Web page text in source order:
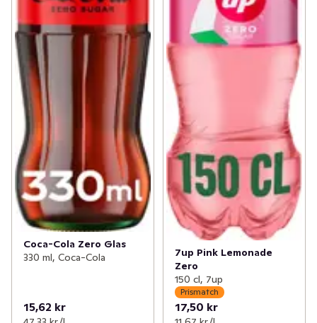
Coca-Cola Zero Glas
330 ml, Coca-Cola
15,62 kr
7up Pink Lemonade
Zero
150 cl, 7up
Prismatch
17,50 kr